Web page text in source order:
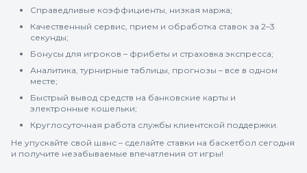
Справедливые коэффициенты, низкая маржа;
Качественный сервис, прием и обработка ставок за 2–3
секунды;
Бонусы для игроков – фрибеты и страховка экспресса;
Аналитика, турнирные таблицы, прогнозы – все в одном
месте;
Быстрый вывод средств на банковские карты и
электронные кошельки;
Круглосуточная работа службы клиентской поддержки.
Не упускайте свой шанс – сделайте ставки на баскетбол сегодня
и получите незабываемые впечатления от игры!